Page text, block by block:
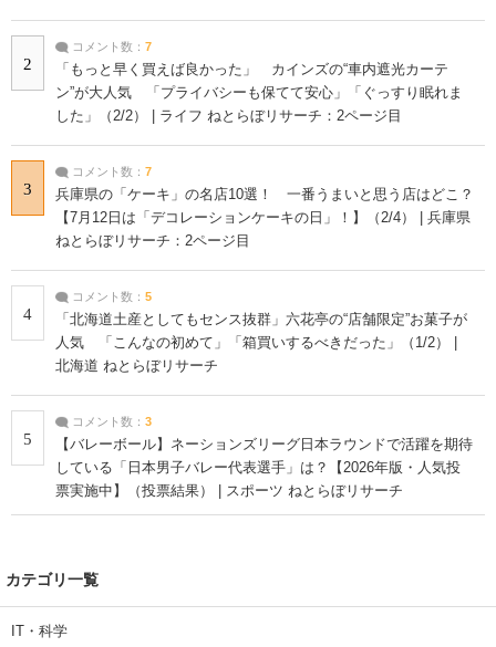
2
コメント数： 7
「もっと早く買えば良かった」 カインズの“車内遮光カーテ
ン”が大人気 「プライバシーも保てて安心」「ぐっすり眠れま
した」（2/2） | ライフ ねとらぼリサーチ：2ページ目
3
コメント数： 7
兵庫県の「ケーキ」の名店10選！ 一番うまいと思う店はどこ？
【7月12日は「デコレーションケーキの日」！】（2/4） | 兵庫県
ねとらぼリサーチ：2ページ目
4
コメント数： 5
「北海道土産としてもセンス抜群」六花亭の“店舗限定”お菓子が
人気 「こんなの初めて」「箱買いするべきだった」（1/2） |
北海道 ねとらぼリサーチ
5
コメント数： 3
【バレーボール】ネーションズリーグ日本ラウンドで活躍を期待
している「日本男子バレー代表選手」は？【2026年版・人気投
票実施中】（投票結果） | スポーツ ねとらぼリサーチ
カテゴリ一覧
IT・科学